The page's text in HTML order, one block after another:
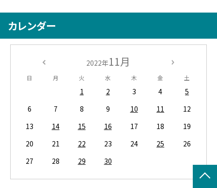
カレンダー
2022年11月
日 月 火 水 木 金 土
1 2 3 4
5
6
7 8 9 10 11
12
13
14 15 16 17 18
19
20
21 22 23 24 25
26
27
28 29 30